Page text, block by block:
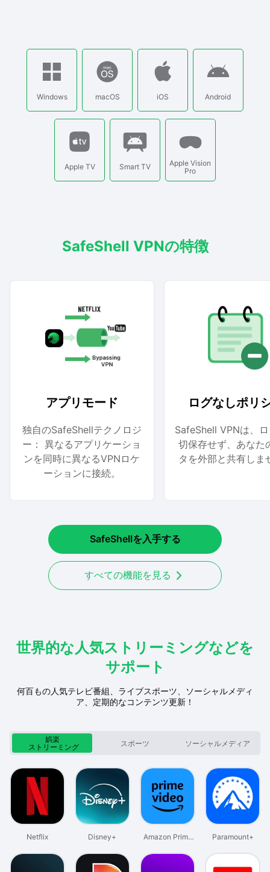
Windows macOS iOS Android
Apple TV Smart TV
Apple Vision
Pro
SafeShell VPNの特徴
アプリモード
独自のSafeShellテクノロジ
ー： 異なるアプリケーショ
ンを同時に異なるVPNロケ
ーションに接続。
ログなしポリ
SafeShell VPNは、
切保存せず、あなた
タを外部と共有しま
SafeShellを入手する
すべての機能を見る
世界的な人気ストリーミングなどを
サポート
何百もの人気テレビ番組、ライブスポーツ、ソーシャルメディ
ア、定期的なコンテンツ更新！
娯楽
ストリーミング
スポーツ ソーシャルメディア
Netflix Disney+
Amazon Prime
Paramount+